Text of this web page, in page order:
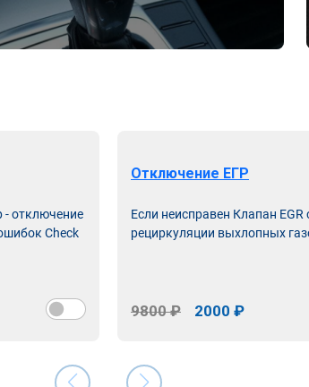
- отключение
Check
Отключение ЕГР
Если неисправен Клапан EGR
рециркуляции выхлопных
9800 ₽ 2000 ₽